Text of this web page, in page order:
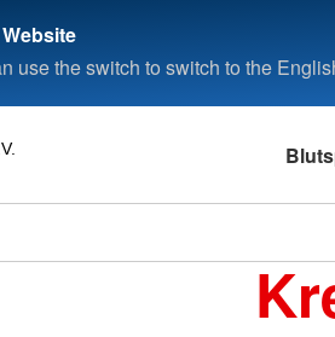
use the switch to switch to the